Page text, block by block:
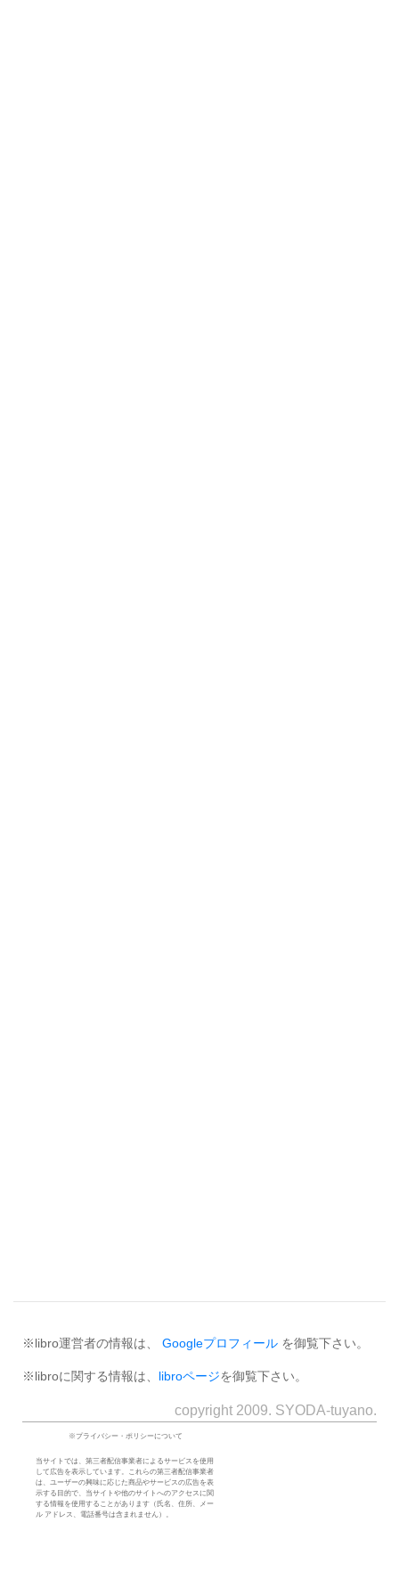
※libro運営者の情報は、 Googleプロフィール を御覧下さい。
※libroに関する情報は、 libroページを御覧下さい。
copyright 2009. SYODA-tuyano.
※プライバシー・ポリシーについて
当サイトでは、第三者配信事業者によるサービスを使用
して広告を表示しています。これらの第三者配信事業者
は、ユーザーの興味に応じた商品やサービスの広告を表
示する目的で、当サイトや他のサイトへのアクセスに関
する情報を使用することがあります（氏名、住所、メー
ル アドレス、電話番号は含まれません）。